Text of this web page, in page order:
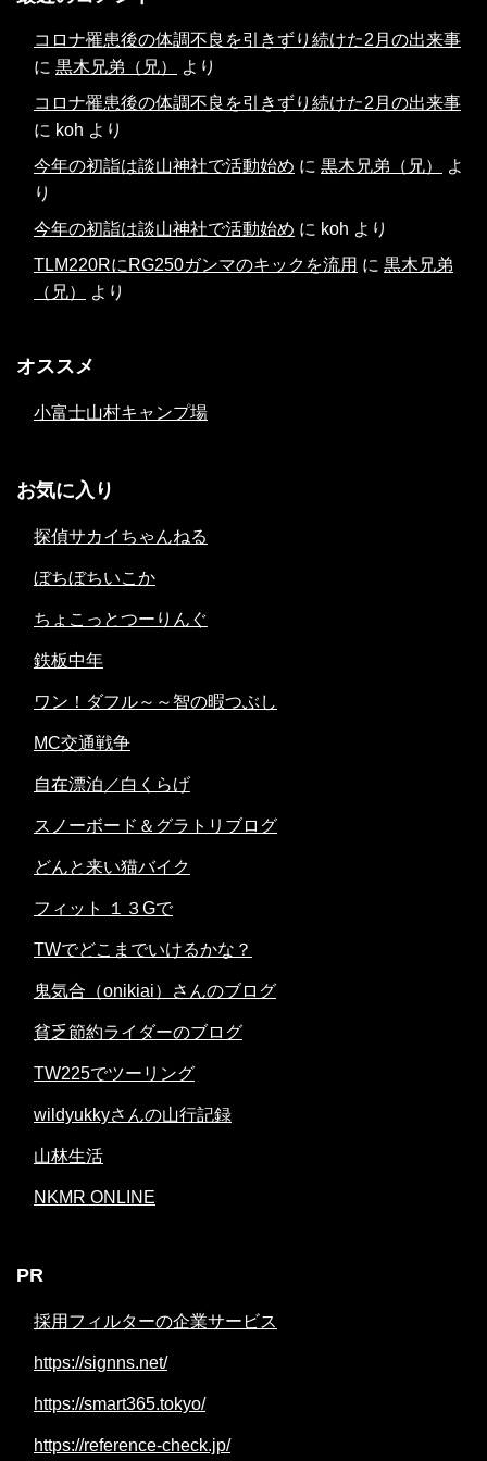
コロナ罹患後の体調不良を引きずり続けた2月の出来事
に 黒木兄弟（兄）
より
コロナ罹患後の体調不良を引きずり続けた2月の出来事
に koh より
今年の初詣は談山神社で活動始め に 黒木兄弟（兄）
よ
り
今年の初詣は談山神社で活動始め に koh より
TLM220RにRG250ガンマのキックを流用 に 黒木兄弟
（兄）
より
オススメ
小富士山村キャンプ場
お気に入り
探偵サカイちゃんねる
ぼちぼちいこか
ちょこっとつーりんぐ
鉄板中年
ワン！ダフル～～智の暇つぶし
MC交通戦争
自在漂泊／白くらげ
スノーボード＆グラトリブログ
どんと来い猫バイク
フィット １３Gで
TWでどこまでいけるかな？
鬼気合（onikiai）さんのブログ
貧乏節約ライダーのブログ
TW225でツーリング
wildyukkyさんの山行記録
山林生活
NKMR ONLINE
PR
採用フィルターの企業サービス
https://signns.net/
https://smart365.tokyo/
https://reference-check.jp/